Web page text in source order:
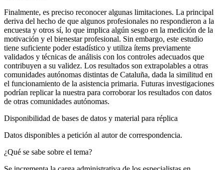
Finalmente, es preciso reconocer algunas limitaciones. La principal
deriva del hecho de que algunos profesionales no respondieron a la
encuesta y otros sí, lo que implica algún sesgo en la medición de la
motivación y el bienestar profesional. Sin embargo, este estudio
tiene suficiente poder estadístico y utiliza ítems previamente
validados y técnicas de análisis con los controles adecuados que
contribuyen a su validez. Los resultados son extrapolables a otras
comunidades autónomas distintas de Cataluña, dada la similitud en
el funcionamiento de la asistencia primaria. Futuras investigaciones
podrían replicar la nuestra para corroborar los resultados con datos
de otras comunidades autónomas.
Disponibilidad de bases de datos y material para réplica
Datos disponibles a petición al autor de correspondencia.
¿Qué se sabe sobre el tema?